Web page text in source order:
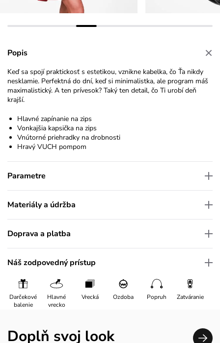
Popis
Keď sa spojí praktickosť s estetikou, vznikne kabelka, čo Ťa nikdy
nesklamie. Perfektná do dní, keď si minimalistka, ale program máš
maximalistický. A ten prívesok? Taký ten detail, čo Ti urobí deň
krajší.
Hlavné zapínanie na zips
Vonkajšia kapsička na zips
Vnútorné priehradky na drobnosti
Hravý VUCH pompom
Parametre
Materiály a údržba
Doprava a platba
Náš zodpovedný prístup
Darčekové
balenie
Hlavné
vrecko
Vrecká Ozdoba Popruh Zatváranie
Doplň svoj look